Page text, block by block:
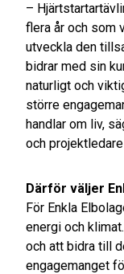
–
flera år och som
utveckla den
bidrar med sin
naturligt och
större
handlar om liv,
och
Därför väljer
För Enkla
energi och
och att bidra till
engagemanget